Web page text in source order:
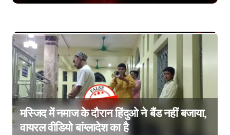
मस्जिद में नमाज के दौरान हिंदुओ ने बैंड नहीं बजाया,
वायरल वीडियो बांग्लादेश का है